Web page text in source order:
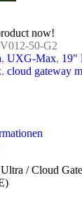
now!
50-G2
, UXG-Max, 19"
, cloud gateway
/ Cloud